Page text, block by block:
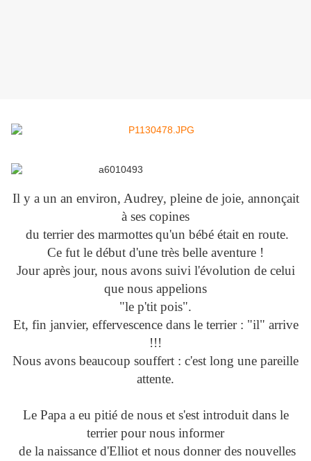
Il y a un an environ, Audrey, pleine de joie, annonçait
à ses copines
du terrier des marmottesqu'un bébé était en route.
Ce fut le début d'une très belle aventure !
Jour après jour, nous avons suivi l'évolution de celui
que nous appelions
"le p'tit pois".
Et, fin janvier, effervescence dans le terrier : "il" arrive
!!!
Nous avons beaucoup souffert : c'est long une pareille
attente.
Le Papa a eu pitié de nous et s'est introduit dans le
terrier pour nous informer
de la naissance d'Elliot et nous donner des nouvelles